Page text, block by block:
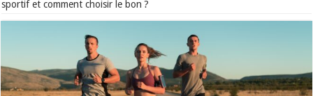
sportif et comment choisir le bon ?